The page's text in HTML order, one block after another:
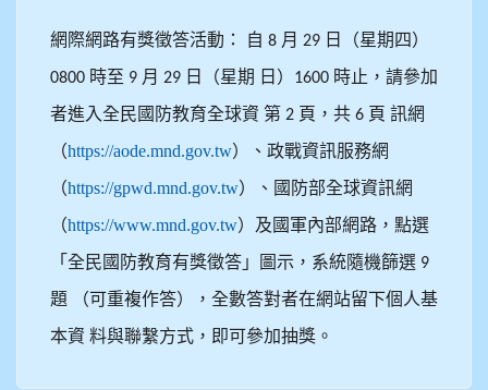
網際網路有獎徵答活動： 自 8 月 29 日（星期四）
0800 時至 9 月 29 日（星期 日） 1600 時止，請參加
者進入全民國防教育全球資 第 2 頁，共 6 頁 訊網
（https://aode.mnd.gov.tw）、政戰資訊服務網
（https://gpwd.mnd.gov.tw）、國防部全球資訊網
（https://www.mnd.gov.tw）及國軍內部網路，點選
「全民國防教育有獎徵答」圖示，系統隨機篩選 9
題
（可重複作答），全數答對者在網站留下個人基
本資 料與聯繫方式，即可參加抽獎。